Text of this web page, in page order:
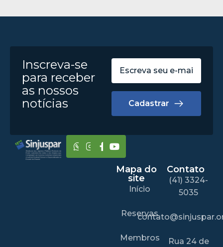
Inscreva-se
para receber
as nossos
notícias
Cadastrar
Mapa do
site
Início
Reservas
Membros
Contato
(41) 3324-
5035
Rua 24 de